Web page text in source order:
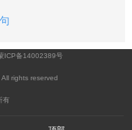
ICP备14002389号
rights reserved
有